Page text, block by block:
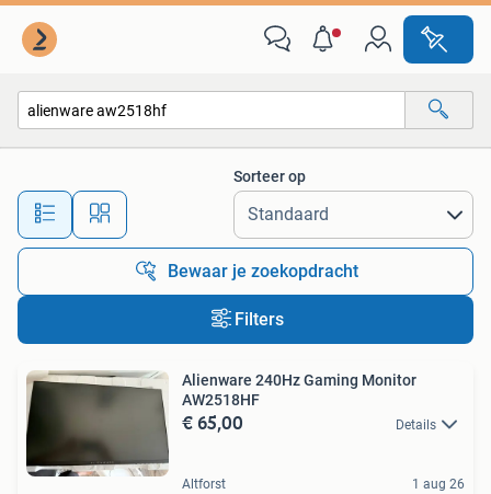
Alle afstanden…
Sorteer op
Bewaar je zoekopdracht
Filters
Alienware 240Hz Gaming Monitor
AW2518HF
€ 65,00 Details
Altforst 1 aug 26